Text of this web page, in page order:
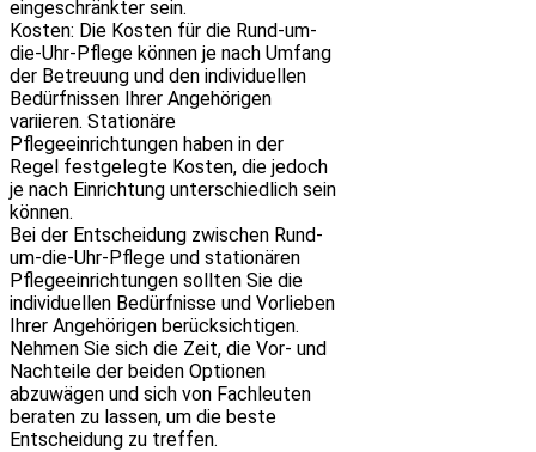
eingeschränkter sein.
Kosten: Die Kosten für die Rund-um-
die-Uhr-Pflege können je nach Umfang
der Betreuung und den individuellen
Bedürfnissen Ihrer Angehörigen
variieren. Stationäre
Pflegeeinrichtungen haben in der
Regel festgelegte Kosten, die jedoch
je nach Einrichtung unterschiedlich sein
können.
Bei der Entscheidung zwischen Rund-
um-die-Uhr-Pflege und stationären
Pflegeeinrichtungen sollten Sie die
individuellen Bedürfnisse und Vorlieben
Ihrer Angehörigen berücksichtigen.
Nehmen Sie sich die Zeit, die Vor- und
Nachteile der beiden Optionen
abzuwägen und sich von Fachleuten
beraten zu lassen, um die beste
Entscheidung zu treffen.